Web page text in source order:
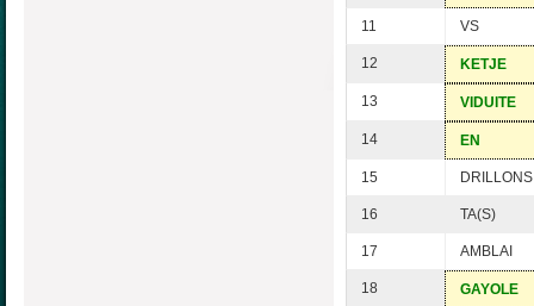
11 VS
12 KETJE
13 VIDUITE
14 EN
15 DRILLONS
16 TA(S)
17 AMBLAI
18 GAYOLE